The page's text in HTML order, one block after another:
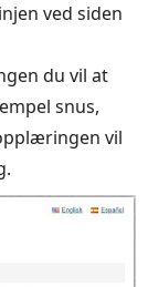
ved siden
du vil at
snus,
vil